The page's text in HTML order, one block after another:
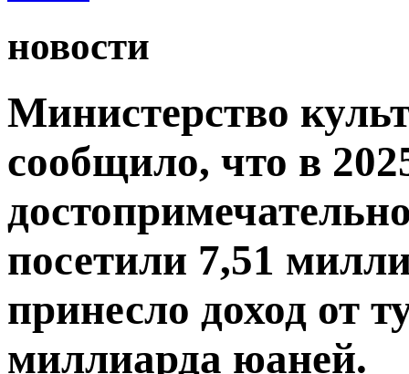
новости
Министерство
сообщило, что в
посетили 7,51
принесло доход от
миллиарда юаней.